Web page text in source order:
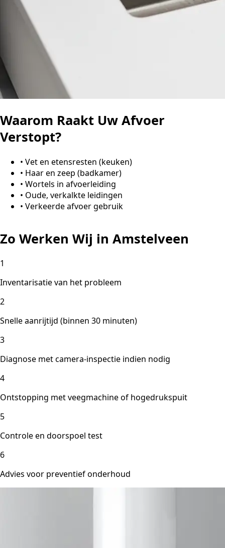
Waarom Raakt Uw Afvoer
Verstopt?
• Vet en etensresten (keuken)
• Haar en zeep (badkamer)
• Wortels in afvoerleiding
• Oude, verkalkte leidingen
• Verkeerde afvoer gebruik
Zo Werken Wij in Amstelveen
1
Inventarisatie van het probleem
2
Snelle aanrijtijd (binnen 30 minuten)
3
Diagnose met camera-inspectie indien nodig
4
Ontstopping met veegmachine of hogedrukspuit
5
Controle en doorspoel test
6
Advies voor preventief onderhoud